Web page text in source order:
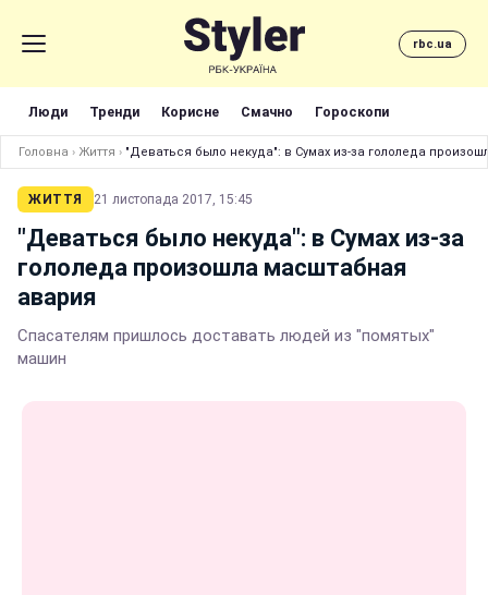
rbc.ua
Люди Тренди Корисне Смачно Гороскопи
Головна › Життя › "Деваться было некуда": в Сумах из-за гололеда
ЖИТТЯ 21 листопада 2017, 15:45
"Деваться было некуда": в Сумах из-за
гололеда произошла масштабная
авария
Спасателям пришлось доставать людей из "помятых"
машин